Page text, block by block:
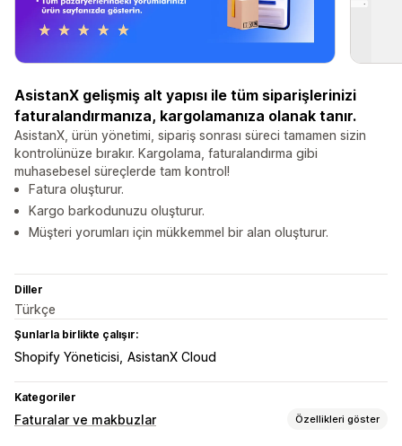
AsistanX gelişmiş alt yapısı ile tüm siparişlerinizi
faturalandırmanıza, kargolamanıza olanak tanır.
AsistanX, ürün yönetimi, sipariş sonrası süreci tamamen sizin
kontrolünüze bırakır. Kargolama, faturalandırma gibi
muhasebesel süreçlerde tam kontrol!
Fatura oluşturur.
Kargo barkodunuzu oluşturur.
Müşteri yorumları için mükkemmel bir alan oluşturur.
Diller
Türkçe
Şunlarla birlikte çalışır:
Shopify Yöneticisi AsistanX Cloud
Kategoriler
Faturalar ve makbuzlar Özellikleri göster